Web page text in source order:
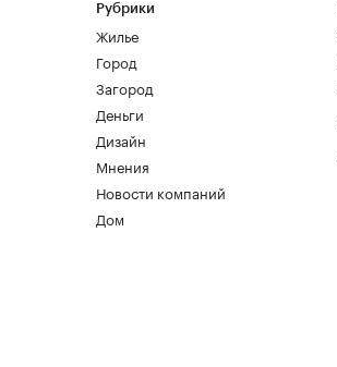
Рубрики
Жилье
Город
Загород
Деньги
Дизайн
Мнения
Новости компаний
Дом